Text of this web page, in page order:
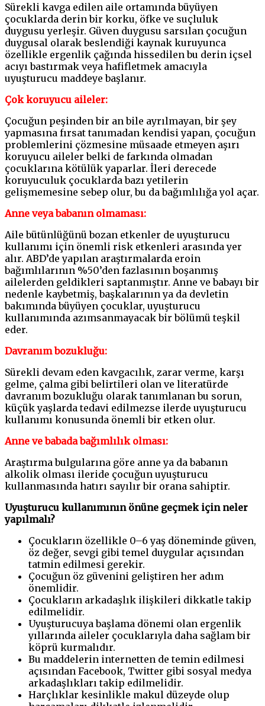
Sürekli kavga edilen aile ortamında büyüyen
çocuklarda derin bir korku, öfke ve suçluluk
duygusu yerleşir. Güven duygusu sarsılan çocuğun
duygusal olarak beslendiği kaynak kuruyunca
özellikle ergenlik çağında hissedilen bu derin içsel
acıyı bastırmak veya hafifletmek amacıyla
uyuşturucu maddeye başlanır.
Çok koruyucu aileler:
Çocuğun peşinden bir an bile ayrılmayan, bir şey
yapmasına fırsat tanımadan kendisi yapan, çocuğun
problemlerini çözmesine müsaade etmeyen aşırı
koruyucu aileler belki de farkında olmadan
çocuklarına kötülük yaparlar. İleri derecede
koruyuculuk çocuklarda bazı yetilerin
gelişmemesine sebep olur, bu da bağımlılığa yol açar.
Anne veya babanın olmaması:
Aile bütünlüğünü bozan etkenler de uyuşturucu
kullanımı için önemli risk etkenleri arasında yer
alır. ABD’de yapılan araştırmalarda eroin
bağımlılarının %50’den fazlasının boşanmış
ailelerden geldikleri saptanmıştır. Anne ve babayı bir
nedenle kaybetmiş, başkalarının ya da devletin
bakımında büyüyen çocuklar, uyuşturucu
kullanımında azımsanmayacak bir bölümü teşkil
eder.
Davranım bozukluğu:
Sürekli devam eden kavgacılık, zarar verme, karşı
gelme, çalma gibi belirtileri olan ve literatürde
davranım bozukluğu olarak tanımlanan bu sorun,
küçük yaşlarda tedavi edilmezse ilerde uyuşturucu
kullanımı konusunda önemli bir etken olur.
Anne ve babada bağımlılık olması:
Araştırma bulgularına göre anne ya da babanın
alkolik olması ileride çocuğun uyuşturucu
kullanmasında hatırı sayılır bir orana sahiptir.
Uyuşturucu kullanımının önüne geçmek için neler
yapılmalı?
Çocukların özellikle 0–6 yaş döneminde güven,
öz değer, sevgi gibi temel duygular açısından
tatmin edilmesi gerekir.
Çocuğun öz güvenini geliştiren her adım
önemlidir.
Çocukların arkadaşlık ilişkileri dikkatle takip
edilmelidir.
Uyuşturucuya başlama dönemi olan ergenlik
yıllarında aileler çocuklarıyla daha sağlam bir
köprü kurmalıdır.
Bu maddelerin internetten de temin edilmesi
açısından Facebook, Twitter gibi sosyal medya
arkadaşlıkları takip edilmelidir.
Harçlıklar kesinlikle makul düzeyde olup